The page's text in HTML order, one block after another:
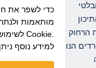
הרחוק
הנורבגיים
מותאמות
לשימוש בקובצי Cookie.
למידע נוסף ניתן